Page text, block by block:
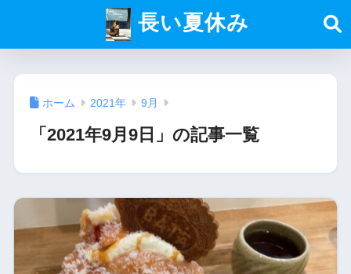
長い夏休み
ホーム 2021年 9月
「2021年9月9日」の記事一覧